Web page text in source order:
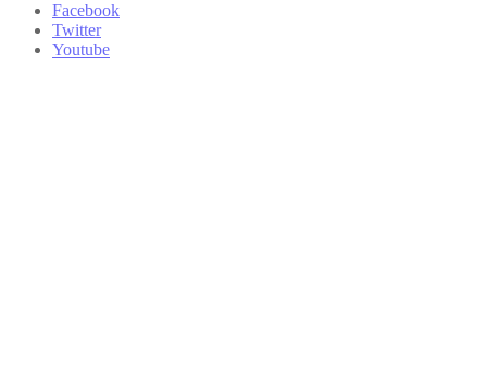
Facebook
Twitter
Youtube